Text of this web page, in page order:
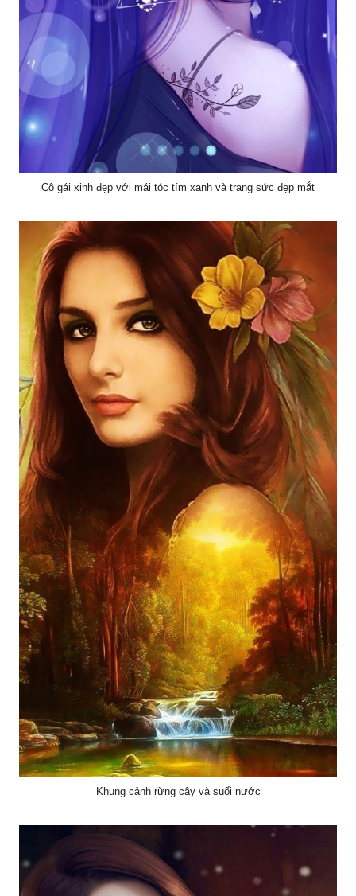
Cô gái xinh đẹp với mái tóc tím xanh và trang sức đẹp mắt
Khung cảnh rừng cây và suối nước